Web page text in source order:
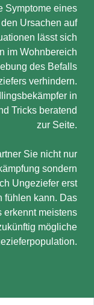
Symptome eines
Ursachen auf
lässt sich
im Wohnbereich
des Befalls
verhindern.
in
Tricks beratend
zur Seite.
Sie nicht nur
sondern
Ungeziefer erst
fühlen kann. Das
erkennt meistens
mögliche